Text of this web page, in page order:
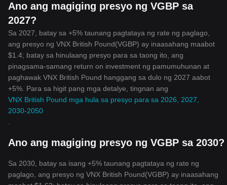
Ano ang magiging presyo ng VGBP sa
2027?
Sa 2027, batay sa +5% taunang pagtataya ng rate ng paglago,
ang presyo ng VNX British Pound(VGBP) ay inaasahang maabot
$1.4; batay sa hinulaang presyo para sa taong ito, ang
pinagsama-samang return on investment ng pamumuhunan at
paghawak VNX British Pound hanggang sa dulo ng 2027 aabot
+5%. Para sa higit pang mga detalye, tingnan ang
VNX British Pound mga hula sa presyo para sa 2026, 2027,
2030-2050
Ano ang magiging presyo ng VGBP sa 2030?
Sa 2030, batay sa isang +5% taunang pagtataya ng rate ng
paglago, ang presyo ng VNX British Pound(VGBP) ay inaasahang